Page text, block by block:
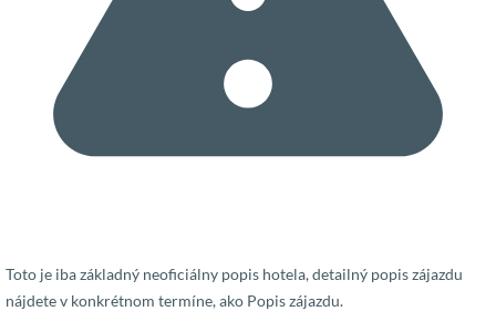
Toto je iba základný neoficiálny popis hotela, detailný popis zájazdu
nájdete v konkrétnom termíne, ako Popis zájazdu.